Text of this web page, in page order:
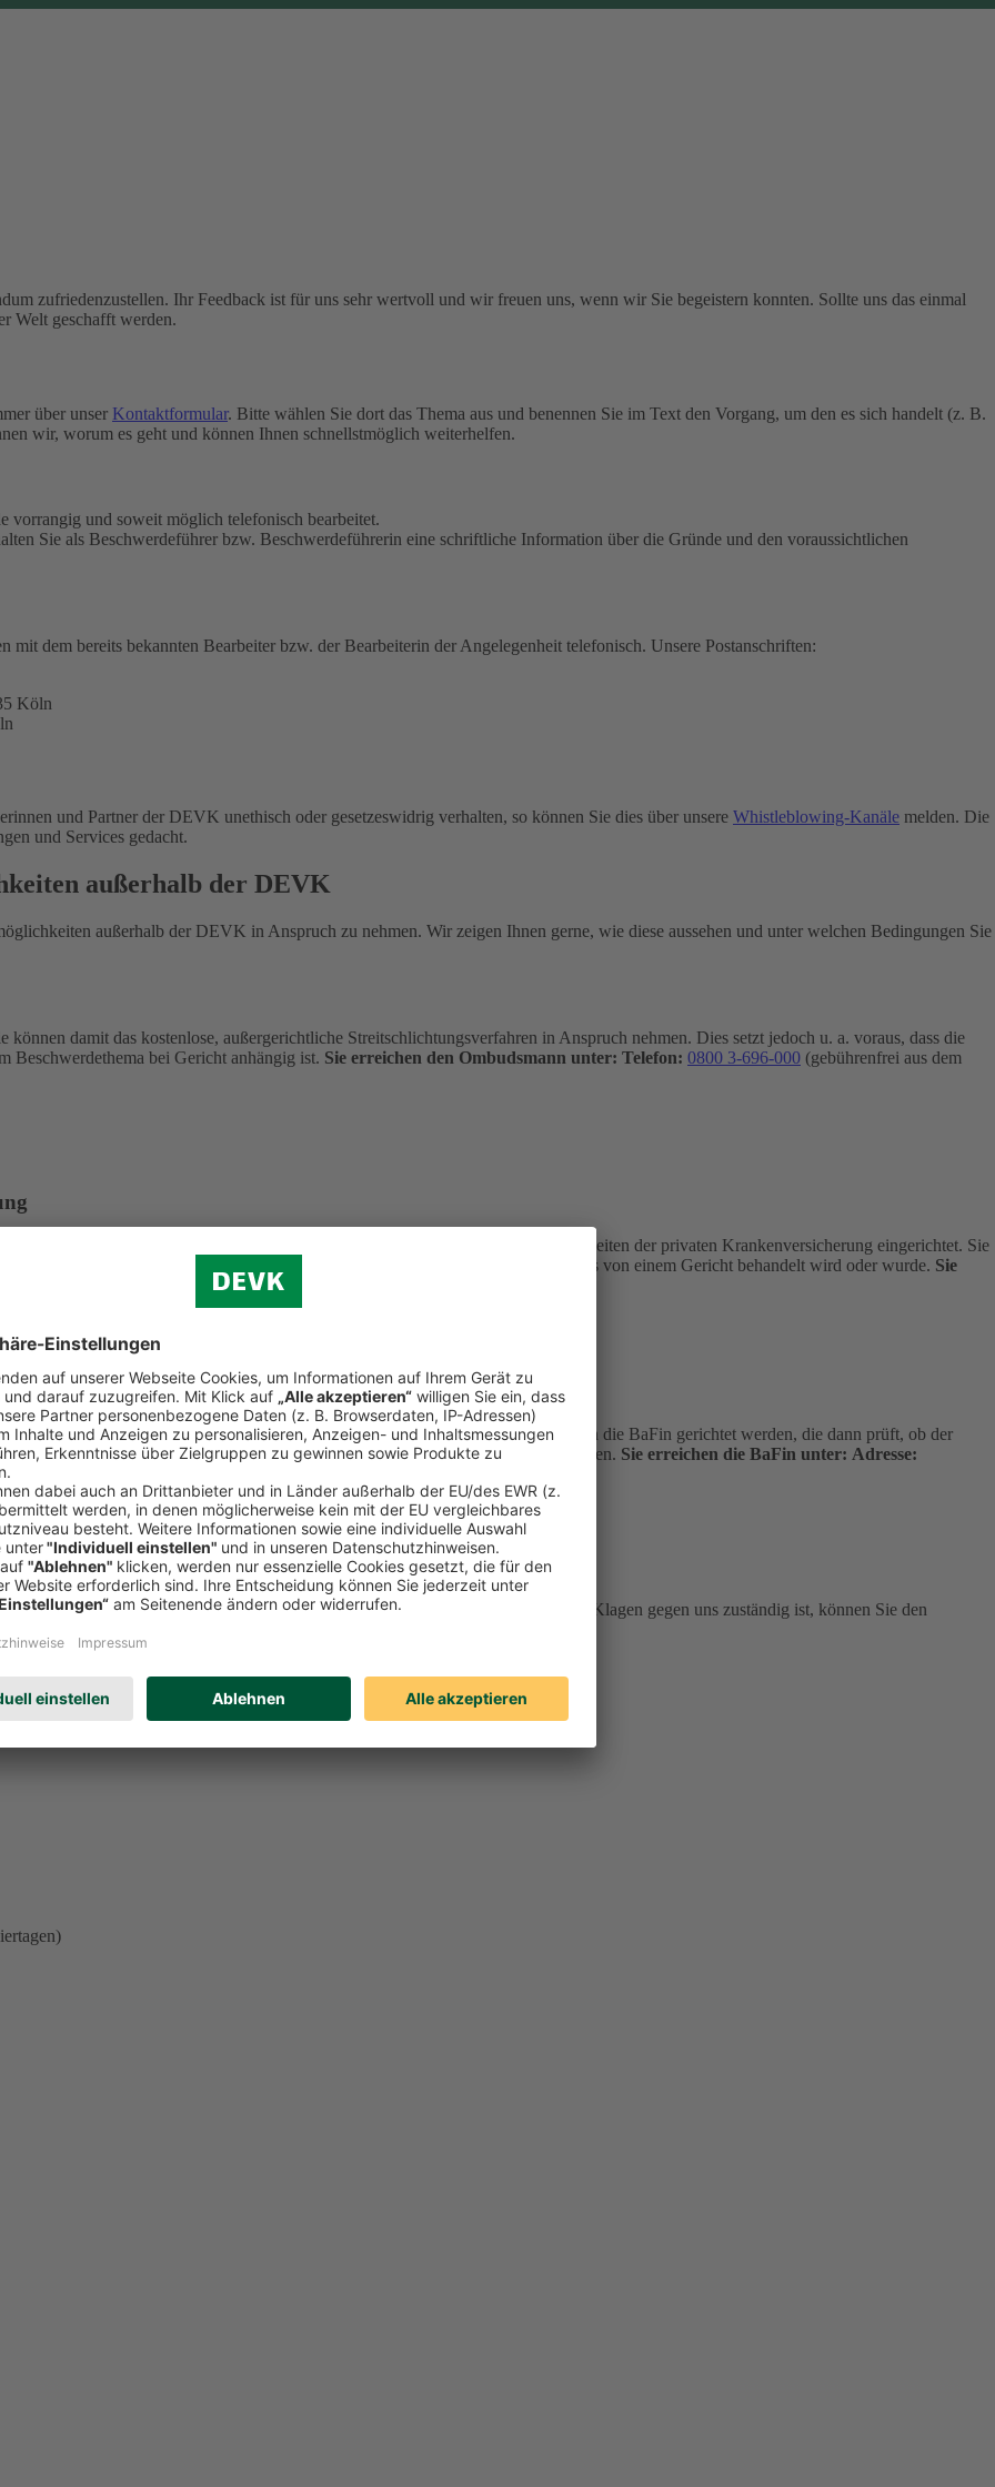
zufriedenzustellen. Ihr Feedback ist für uns sehr wertvoll und wir freuen uns, wenn wir Sie begeistern konnten. Sollte uns das einmal
Welt geschafft werden.
über unser Kontaktformular. Bitte wählen Sie dort das Thema aus und benennen Sie im Text den Vorgang, um den es sich handelt (z. B.
wir, worum es geht und können Ihnen schnellstmöglich weiterhelfen.
vorrangig und soweit möglich telefonisch bearbeitet.
Sie als Beschwerdeführer bzw. Beschwerdeführerin eine schriftliche Information über die Gründe und den voraussichtlichen
mit dem bereits bekannten Bearbeiter bzw. der Bearbeiterin der Angelegenheit telefonisch. Unsere Postanschriften:
Köln
und Partner der DEVK unethisch oder gesetzeswidrig verhalten, so können Sie dies über unsere Whistleblowing-Kanäle melden. Die
und Services gedacht.
außerhalb der DEVK
außerhalb der DEVK in Anspruch zu nehmen. Wir zeigen Ihnen gerne, wie diese aussehen und unter welchen Bedingungen Sie
damit das kostenlose, außergerichtliche Streitschlichtungsverfahren in Anspruch nehmen. Dies setzt jedoch u. a. voraus, dass die
Beschwerdethema bei Gericht anhängig ist. Sie erreichen den Ombudsmann unter: Telefon: 0800 3-696-000 (gebührenfrei aus dem
Krankenversicherung e. V. Dieser hat eine Ombudsmannstelle für Angelegenheiten der privaten Krankenversicherung eingerichtet. Sie
Anspruch nehmen. Dies setzt u. a. voraus, dass die gleiche Streitfrage nicht bereits von einem Gericht behandelt wird oder wurde. Sie
aus dem deutschen Telefonnetz)
für Finanzdienstleistungsaufsicht. Eine Beschwerde kann kostenfrei an die BaFin gerichtet werden, die dann prüft, ob der
eingehalten hat. Einzelne Streitfälle kann die Bafin nicht verbindlich entscheiden. Sie erreichen die BaFin unter: Adresse:
53117 Bonn
der oben genannten Beschwerdemöglichkeiten unberührt. Welches Gericht für Klagen gegen uns zuständig ist, können Sie den
Schicken Sie uns einfach eineE-Mail.